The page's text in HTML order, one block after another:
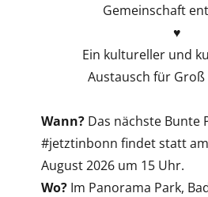
Gemeinschaft
♥
Ein kultureller und
Austausch für Groß
Wann?Das nächste Bunte
#jetztinbonn findet statt
August 2026 um 15 Uhr.
Wo?Im Panorama Park,